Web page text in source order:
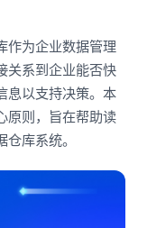
作为企业数据管理
关系到企业能否快
息以支持决策。本
原则，旨在帮助读
库系统。